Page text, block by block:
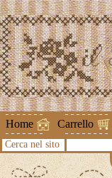
Home Carrello
Cerca nel sito